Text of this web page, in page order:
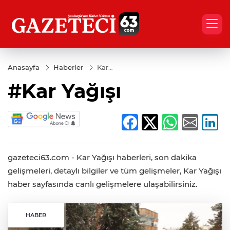
Anasayfa Haberler
Kar
#Kar Yağışı
gazeteci63.com - Kar Yağışı haberleri, son dakika
gelişmeleri, detaylı bilgiler ve tüm gelişmeler, Kar Yağışı
haber sayfasında canlı gelişmelere ulaşabilirsiniz.
HABER